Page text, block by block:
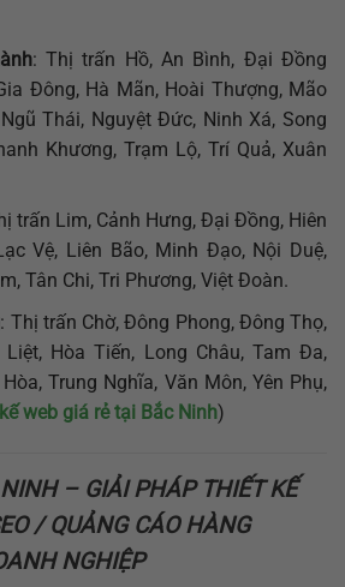
: Thị trấn Hồ, An Bình, Đại Đồng
Đông, Hà Mãn, Hoài Thượng, Mão
Thái, Nguyệt Đức, Ninh Xá, Song
Khương, Trạm Lộ, Trí Quả, Xuân
trấn Lim, Cảnh Hưng, Đại Đồng, Hiên
Vệ, Liên Bão, Minh Đạo, Nội Duệ,
Tân Chi, Tri Phương, Việt Đoàn.
: Thị trấn Chờ, Đông Phong, Đông Thọ,
Hòa Tiến, Long Châu, Tam Đa,
Trung Nghĩa, Văn Môn, Yên Phụ,
web giá rẻ tại Bắc Ninh)
– GIẢI PHÁP THIẾT KẾ
/ QUẢNG CÁO HÀNG
NGHIỆP